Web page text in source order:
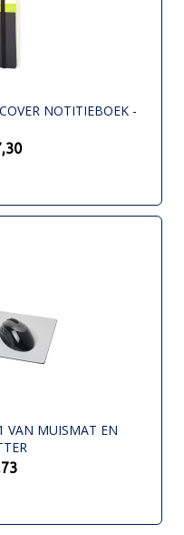
NOTITIEBOEK -
VAN MUISMAT EN